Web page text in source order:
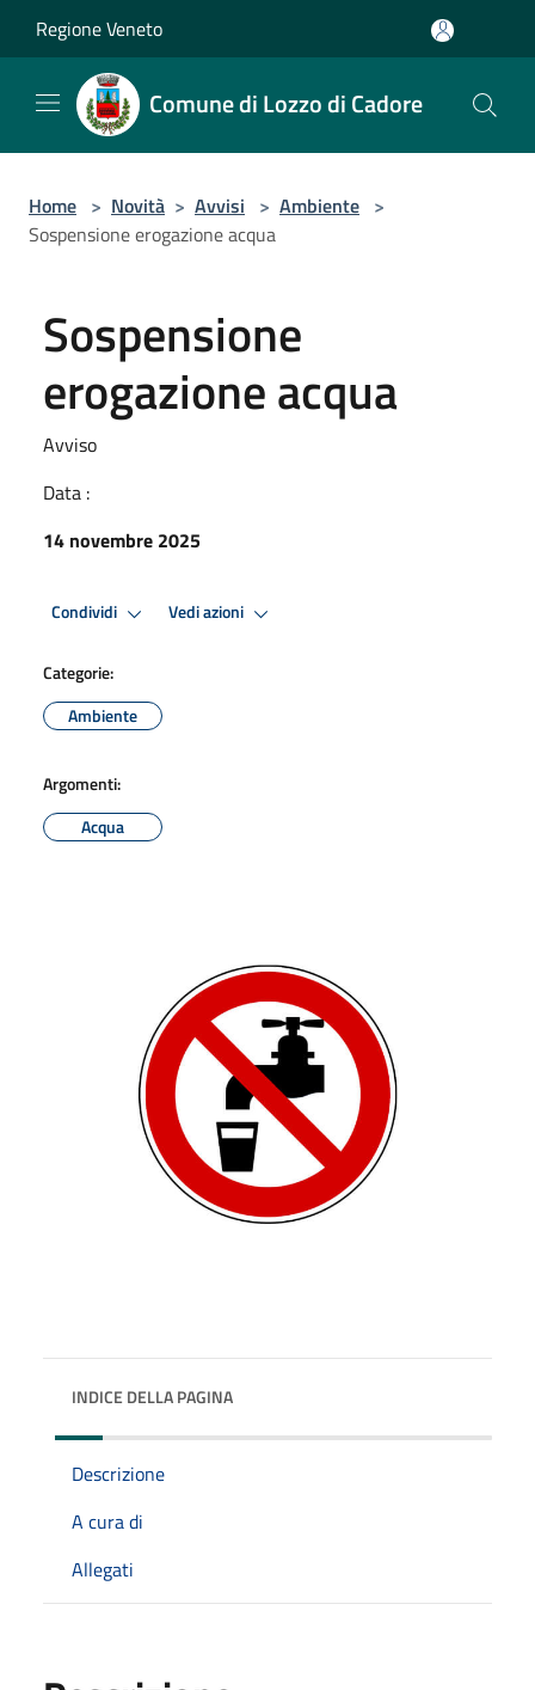
Regione Veneto
Comune di Lozzo di Cadore
Home > Novità > Avvisi > Ambiente >
Sospensione erogazione acqua
Sospensione
erogazione acqua
Avviso
Data :
14 novembre 2025
Condividi Vedi azioni
Categorie:
Ambiente
Argomenti:
Acqua
INDICE DELLA PAGINA
Descrizione
A cura di
Allegati